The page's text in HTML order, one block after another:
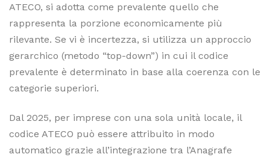
ATECO, si adotta come prevalente quello che
rappresenta la porzione economicamente più
rilevante. Se vi è incertezza, si utilizza un approccio
gerarchico (metodo “top-down”) in cui il codice
prevalente è determinato in base alla coerenza con le
categorie superiori.
Dal 2025, per imprese con una sola unità locale, il
codice ATECO può essere attribuito in modo
automatico grazie all’integrazione tra l’Anagrafe